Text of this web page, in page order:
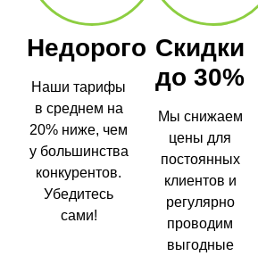
Недорого
Наши тарифы
в среднем на
20% ниже, чем
у большинства
конкурентов.
Убедитесь
сами!
Скидки
до 30%
Мы снижаем
цены для
постоянных
клиентов и
регулярно
проводим
выгодные